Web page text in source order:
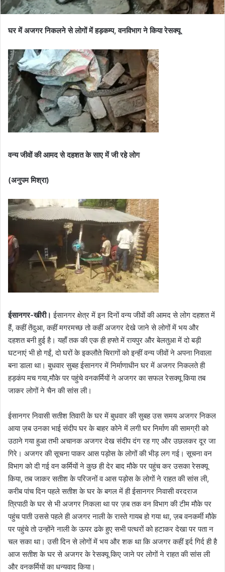
घर में अजगर निकलने से लोगों में हड़कम्प, वनविभाग ने किया रेसक्यू
वन्य जीवों की आमद से दहशत के साए में जी रहे लोग
(अनुपम मिश्रा)
ईसानगर-खीरी। ईसानगर क्षेत्र में इन दिनों वन्य जीवों की आमद से लोग दहशत में
हैं, कहीं तेंदुआ, कहीं मगरमच्छ तो कहीं अजगर देखे जाने से लोगों में भय और
दहशत बनी हुई है। यहाँ तक की एक ही हफ्ते में रायपुर और बेलतुआ में दो बड़ी
घटनाएं भी हो गईं, दो घरों के इकलौते चिरागों को इन्हीं वन्य जीवों ने अपना निवाला
बना डाला था। बुधवार सुबह ईसानगर में निर्माणाधीन घर में अजगर निकलते ही
हड़कंप मच गया,मौके पर पहुंचे वनकर्मियों ने अजगर का सफल रेसक्यू किया तब
जाकर लोगों ने चैन की सांस ली।
ईसानगर निवासी सतीश तिवारी के घर में बुधवार की सुबह उस समय अजगर निकल
आया ज़ब उनका भाई संदीप घर के बाहर कोने में लगी घर निर्माण की सामग्री को
उठाने गया हुआ तभी अचानक अजगर देख संदीप दंग रह गए और उछलकर दूर जा
गिरे। अजगर की सूचना पाकर आस पड़ोस के लोगों की भीड़ लग गई। सूचना वन
विभाग को दी गई वन कर्मियों ने कुछ ही देर बाद मौके पर पहुंच कर उसका रेसक्यू
किया, तब जाकर सतीश के परिजनों व आस पड़ोस के लोगों ने राहत की सांस ली,
करीब पांच दिन पहले सतीश के घर के बगल में ही ईसानगर निवासी वरदराज
त्रिपाठी के घर से भी अजगर निकला था पर ज़ब तक वन विभाग की टीम मौके पर
पहुंच पाती उससे पहले ही अजगर नाली के रास्ते गायब हो गया था, ज़ब वनकर्मी मौके
पर पहुंचे तो उन्होंने नाली के ऊपर ढके हुए सभी पत्थरों को हटाकर देखा पर पता न
चल सका था। उसी दिन से लोगों में भय और शक था कि अजगर कहीं इर्द गिर्द ही है
आज सतीश के घर से अजगर के रेसक्यू किए जाने पर लोगों ने राहत की सांस ली
और वनकर्मियों का धन्यवाद किया।